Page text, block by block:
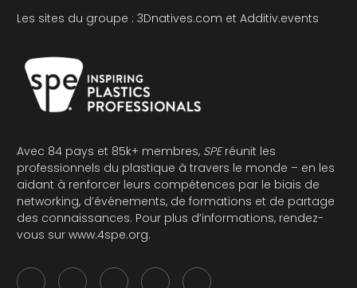
Les sites du groupe : 3Dnatives.com et Additiv.events
Avec 84 pays et 85k+ membres, SPEréunit les
professionnels du plastique à travers le monde – en les
aidant à renforcer leurs compétences par le biais de
networking, d’événements, de formations et de partage
des connaissances. Pour plus d’informations, rendez-
vous sur www.4spe.org.